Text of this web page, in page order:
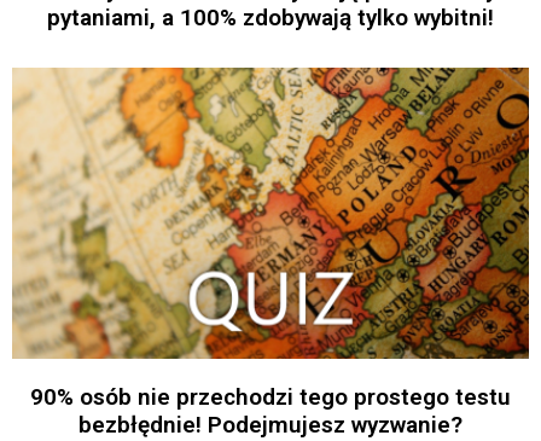
pytaniami, a 100% zdobywają tylko wybitni!
90% osób nie przechodzi tego prostego testu
bezbłędnie! Podejmujesz wyzwanie?